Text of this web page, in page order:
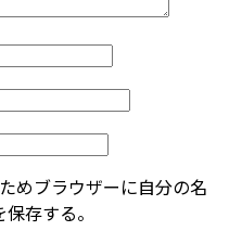
めブラウザーに自分の名
存する。